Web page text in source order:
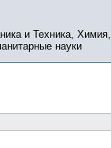
и Техника, Химия,
науки